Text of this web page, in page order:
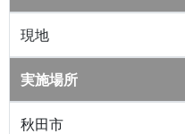
現地
実施場所
秋田市